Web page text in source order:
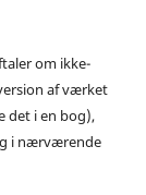
om ikke-
af værket
det i en bog),
i nærværende